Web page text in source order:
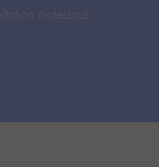
ci-dessous.